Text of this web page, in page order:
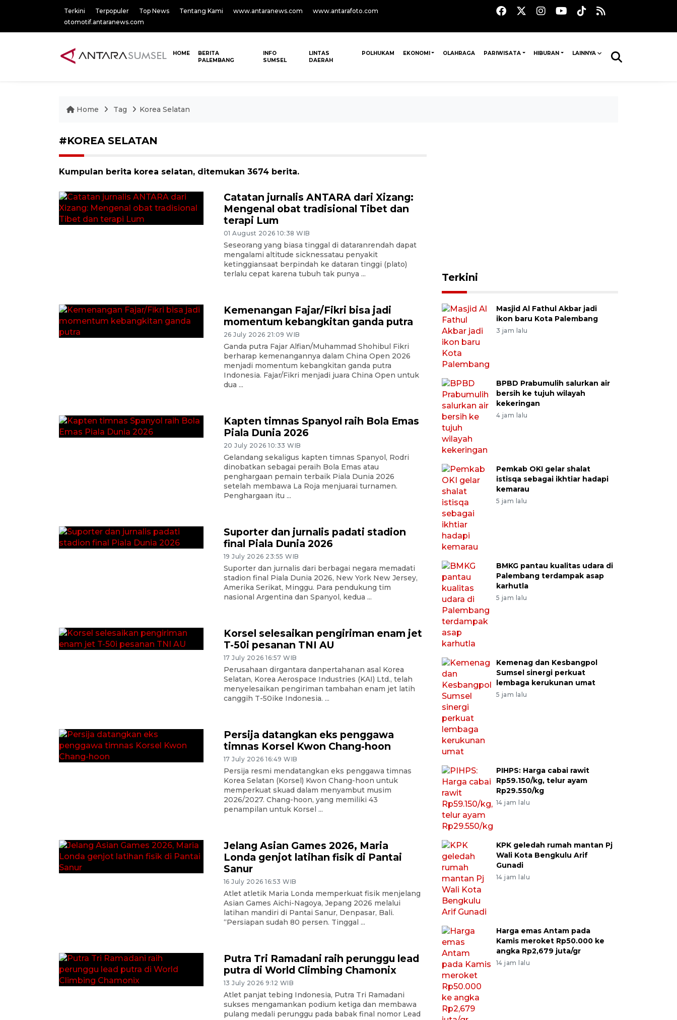
Terkini Terpopuler Top News Tentang Kami www.antaranews.com
www.antarafoto.com
otomotif.antaranews.com
HOME
BERITA
PALEMBANG
INFO
SUMSEL
LINTAS
DAERAH
POLHUKAM EKONOMI OLAHRAGA PARIWISATA HIBURAN LAINNYA
Home Tag Korea Selatan
#KOREA SELATAN
Kumpulan berita korea selatan, ditemukan 3674 berita.
Catatan jurnalis ANTARA dari Xizang:
Mengenal obat tradisional Tibet dan
terapi Lum
01 August 2026 10:38 WIB
Seseorang yang biasa tinggal di dataranrendah dapat
mengalami altitude sicknessatau penyakit
ketinggiansaat berpindah ke dataran tinggi (plato)
terlalu cepat karena tubuh tak punya ...
Kemenangan Fajar/Fikri bisa jadi
momentum kebangkitan ganda putra
26 July 2026 21:09 WIB
Ganda putra Fajar Alfian/Muhammad Shohibul Fikri
berharap kemenangannya dalam China Open 2026
menjadi momentum kebangkitan ganda putra
Indonesia. Fajar/Fikri menjadi juara China Open untuk
dua ...
Kapten timnas Spanyol raih Bola Emas
Piala Dunia 2026
20 July 2026 10:33 WIB
Gelandang sekaligus kapten timnas Spanyol, Rodri
dinobatkan sebagai peraih Bola Emas atau
penghargaan pemain terbaik Piala Dunia 2026
setelah membawa La Roja menjuarai turnamen.
Penghargaan itu ...
Suporter dan jurnalis padati stadion
final Piala Dunia 2026
19 July 2026 23:55 WIB
Suporter dan jurnalis dari berbagai negara memadati
stadion final Piala Dunia 2026, New York New Jersey,
Amerika Serikat, Minggu. Para pendukung tim
nasional Argentina dan Spanyol, kedua ...
Korsel selesaikan pengiriman enam jet
T-50i pesanan TNI AU
17 July 2026 16:57 WIB
Perusahaan dirgantara danpertahanan asal Korea
Selatan, Korea Aerospace Industries (KAI) Ltd., telah
menyelesaikan pengiriman tambahan enam jet latih
canggih T-50ike Indonesia. ...
Persija datangkan eks penggawa
timnas Korsel Kwon Chang-hoon
17 July 2026 16:49 WIB
Persija resmi mendatangkan eks penggawa timnas
Korea Selatan (Korsel) Kwon Chang-hoon untuk
memperkuat skuad dalam menyambut musim
2026/2027. Chang-hoon, yang memiliki 43
penampilan untuk Korsel ...
Jelang Asian Games 2026, Maria
Londa genjot latihan fisik di Pantai
Sanur
16 July 2026 16:53 WIB
Atlet atletik Maria Londa memperkuat fisik menjelang
Asian Games Aichi-Nagoya, Jepang 2026 melalui
latihan mandiri di Pantai Sanur, Denpasar, Bali.
“Persiapan sudah 80 persen. Tinggal ...
Putra Tri Ramadani raih perunggu lead
putra di World Climbing Chamonix
13 July 2026 9:12 WIB
Atlet panjat tebing Indonesia, Putra Tri Ramadani
sukses mengamankan podium ketiga dan membawa
pulang medali perunggu pada babak final nomor Lead
Terkini
Masjid Al Fathul Akbar jadi
ikon baru Kota Palembang
3 jam lalu
BPBD Prabumulih salurkan air
bersih ke tujuh wilayah
kekeringan
4 jam lalu
Pemkab OKI gelar shalat
istisqa sebagai ikhtiar hadapi
kemarau
5 jam lalu
BMKG pantau kualitas udara di
Palembang terdampak asap
karhutla
5 jam lalu
Kemenag dan Kesbangpol
Sumsel sinergi perkuat
lembaga kerukunan umat
5 jam lalu
PIHPS: Harga cabai rawit
Rp59.150/kg, telur ayam
Rp29.550/kg
14 jam lalu
KPK geledah rumah mantan Pj
Wali Kota Bengkulu Arif
Gunadi
14 jam lalu
Harga emas Antam pada
Kamis meroket Rp50.000 ke
angka Rp2,679 juta/gr
14 jam lalu